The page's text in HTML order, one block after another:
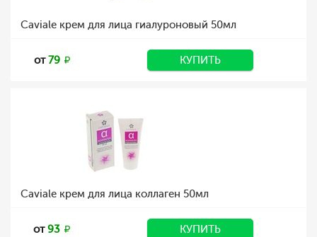
Caviale крем для лица гиалуроновый 50мл
от79 КУПИТЬ
Caviale крем для лица коллаген 50мл
от93 КУПИТЬ